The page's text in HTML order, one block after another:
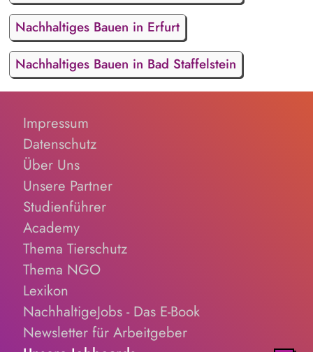
Nachhaltiges Bauen in Erfurt
Nachhaltiges Bauen in Bad Staffelstein
Impressum
Datenschutz
Über Uns
Unsere Partner
Studienführer
Academy
Thema Tierschutz
Thema NGO
Lexikon
NachhaltigeJobs - Das E-Book
Newsletter für Arbeitgeber